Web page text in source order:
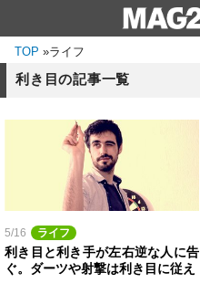
TOP »ライフ
利き目の記事一覧
5/16 ライフ
利き目と利き手が左右逆な人に告
ぐ。ダーツや射撃は利き目に従え